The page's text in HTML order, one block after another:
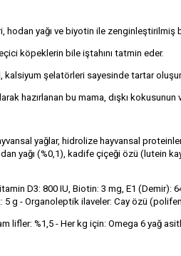
yağı ve biyotin ile zenginleştirilmiş
köpeklerin bile iştahını tatmin eder.
kalsiyum şelatörleri sayesinde tartar
hazırlanan bu mama, dışkı kokusunun
yağlar, hidrolize hayvansal
yağı (%0,1), kadife çiçeği özü (lutein
D3: 800 IU, Biotin: 3 mg, E1
g - Organoleptik ilaveler: Cay özü
lifler: %1,5 - Her kg için: Omega 6 yağ